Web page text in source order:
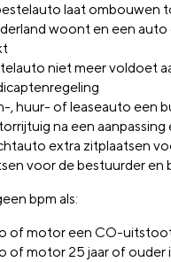
laat ombouwen
woont en een
niet meer voldoet
, huur- of leaseauto een
na een
extra zitplaatsen
voor de bestuurder en
bpm als:
of motor een CO-
of motor 25 jaar of ouder